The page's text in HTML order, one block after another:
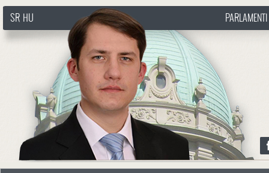
http://www.pasztorbalint.rs/hu
SR HU